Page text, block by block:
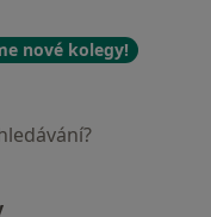
nové kolegy!